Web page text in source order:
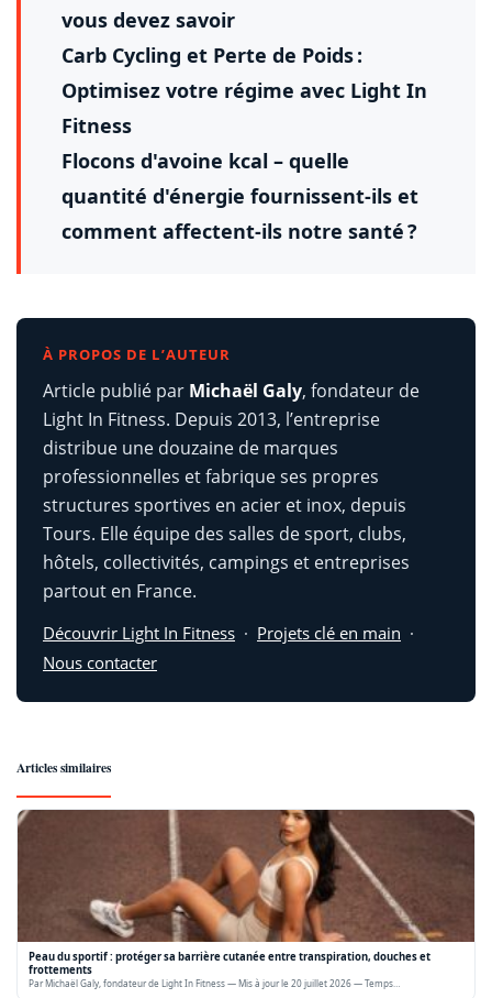
vous devez savoir
Carb Cycling et Perte de Poids :
Optimisez votre régime avec Light In
Fitness
Flocons d'avoine kcal – quelle
quantité d'énergie fournissent-ils et
comment affectent-ils notre santé ?
À PROPOS DE L’AUTEUR
Article publié par Michaël Galy, fondateur de
Light In Fitness. Depuis 2013, l’entreprise
distribue une douzaine de marques
professionnelles et fabrique ses propres
structures sportives en acier et inox, depuis
Tours. Elle équipe des salles de sport, clubs,
hôtels, collectivités, campings et entreprises
partout en France.
Découvrir Light In Fitness · Projets clé en main ·
Nous contacter
Articles similaires
Peau du sportif : protéger sa barrière cutanée entre transpiration, douches et
frottements
Par Michaël Galy, fondateur de Light In Fitness — Mis à jour le 20 juillet 2026 — Temps…